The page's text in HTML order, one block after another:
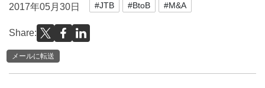
2017年05月30日 #JTB #BtoB #M&A
Share:
メールに転送